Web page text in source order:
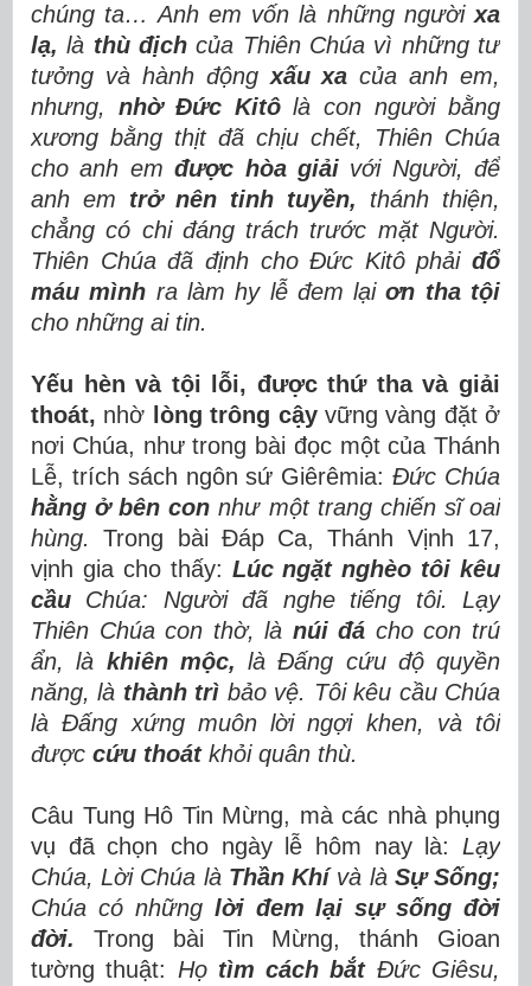
chúng ta… Anh em vốn là những người xa
lạ, là thù địch của Thiên Chúa vì những tư
tưởng và hành động xấu xa của anh em,
nhưng, nhờ Đức Kitôlà con người bằng
xương bằng thịt đã chịu chết, Thiên Chúa
cho anh emđược hòa giảivới Người, để
anh em trở nên tinh tuyền, thánh thiện,
chẳng có chi đáng trách trước mặt Người.
Thiên Chúa đã định cho Đức Kitô phải đổ
máu mình ra làm hy lễ đem lạiơn tha tội
cho những ai tin.
Yếu hèn và tội lỗi, được thứ tha và giải
thoát, nhờ lòng trông cậyvững vàng đặt ở
nơi Chúa, như trong bài đọc một của Thánh
Lễ, trích sách ngôn sứ Giêrêmia:Đức Chúa
hằng ở bên con như một trang chiến sĩ oai
hùng.Trong bài Đáp Ca, Thánh Vịnh 17,
vịnh gia cho thấy: Lúc ngặt nghèo tôi kêu
cầu Chúa: Người đã nghe tiếng tôi. Lạy
Thiên Chúa con thờ, là núi đá cho con trú
ẩn, là khiên mộc, là Đấng cứu độ quyền
năng, là thành trì bảo vệ. Tôi kêu cầu Chúa
là Đấng xứng muôn lời ngợi khen, và tôi
được cứu thoátkhỏi quân thù.
Câu Tung Hô Tin Mừng, mà các nhà phụng
vụ đã chọn cho ngày lễ hôm nay là: Lạy
Chúa, Lời Chúa là Thần Khívà là Sự Sống;
Chúa có những lời đem lại sự sống đời
đời.
Trong bài Tin Mừng, thánh Gioan
tường thuật: Họ tìm cách bắtĐức Giêsu,